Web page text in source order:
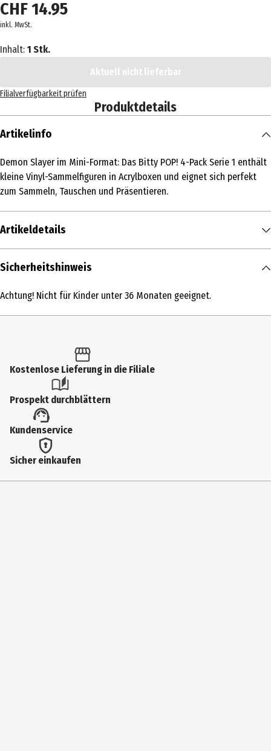
CHF 14.95
inkl. MwSt.
Inhalt: 1 Stk.
Aktuell nicht lieferbar
Filialverfügbarkeit prüfen
Produktdetails
Artikelinfo
Demon Slayer im Mini-Format: Das Bitty POP! 4-Pack Serie 1 enthält
kleine Vinyl-Sammelfiguren in Acrylboxen und eignet sich perfekt
zum Sammeln, Tauschen und Präsentieren.
Artikeldetails
Inhalt
Produkttyp
6 Jahre
Artikelnummer des Herstellers
86949
Lizenz (spw)
Funko Others
Hersteller
Sicherheitshinweis
Achtung! Nicht für Kinder unter 36 Monaten geeignet.
Kostenlose Lieferung in die Filiale
Prospekt durchblättern
Kundenservice
Sicher einkaufen